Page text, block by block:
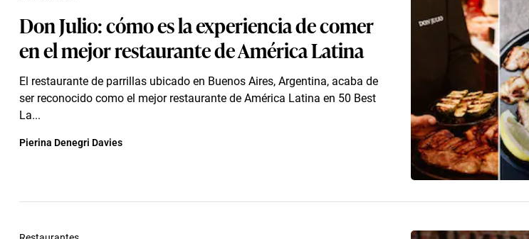
Don Julio: cómo es la experiencia de comer
en el mejor restaurante de América Latina
El restaurante de parrillas ubicado en Buenos Aires, Argentina, acaba de
ser reconocido como el mejor restaurante de América Latina en 50 Best
La...
Pierina Denegri Davies